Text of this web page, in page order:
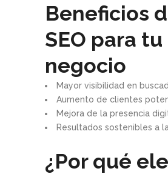
Beneficios
SEO para tu
negocio
Mayor visibilidad en
Aumento de clientes
Mejora de la presencia
Resultados sostenibles a
¿Por qué